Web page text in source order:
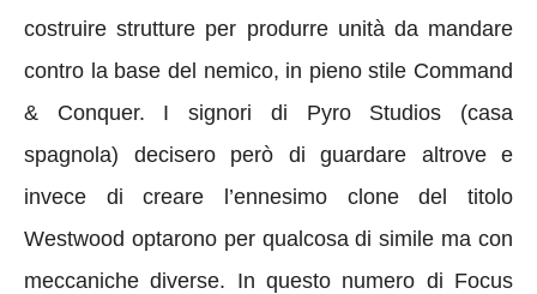
costruire strutture per produrre unità da mandare
contro la base del nemico, in pieno stile Command
& Conquer. I signori di Pyro Studios (casa
spagnola) decisero però di guardare altrove e
invece di creare l’ennesimo clone del titolo
Westwood optarono per qualcosa di simile ma con
meccaniche diverse. In questo numero di Focus